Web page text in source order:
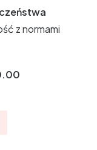
z normami